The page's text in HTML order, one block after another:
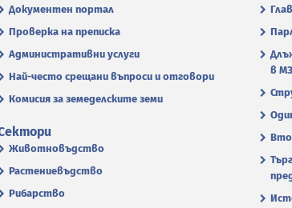
Документен портал
Проверка на преписка
Административни услуги
Най-често срещани въпроси и отговори
Комисия за земеделските земи
в
Животновъдство
Растениевъдство
Рибарство